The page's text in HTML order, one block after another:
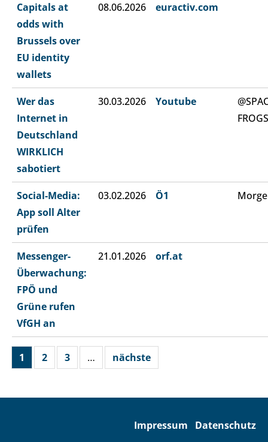
Capitals at
odds with
Brussels over
EU identity
wallets
08.06.2026 euractiv.com
Wer das
Internet in
Deutschland
WIRKLICH
sabotiert
30.03.2026 Youtube
FROGS
Social-Media:
App soll Alter
prüfen
03.02.2026 Ö1
Messenger-
Überwachung:
FPÖ und
Grüne rufen
VfGH an
21.01.2026 orf.at
1 2 3 … nächste
Impressum Datenschutz